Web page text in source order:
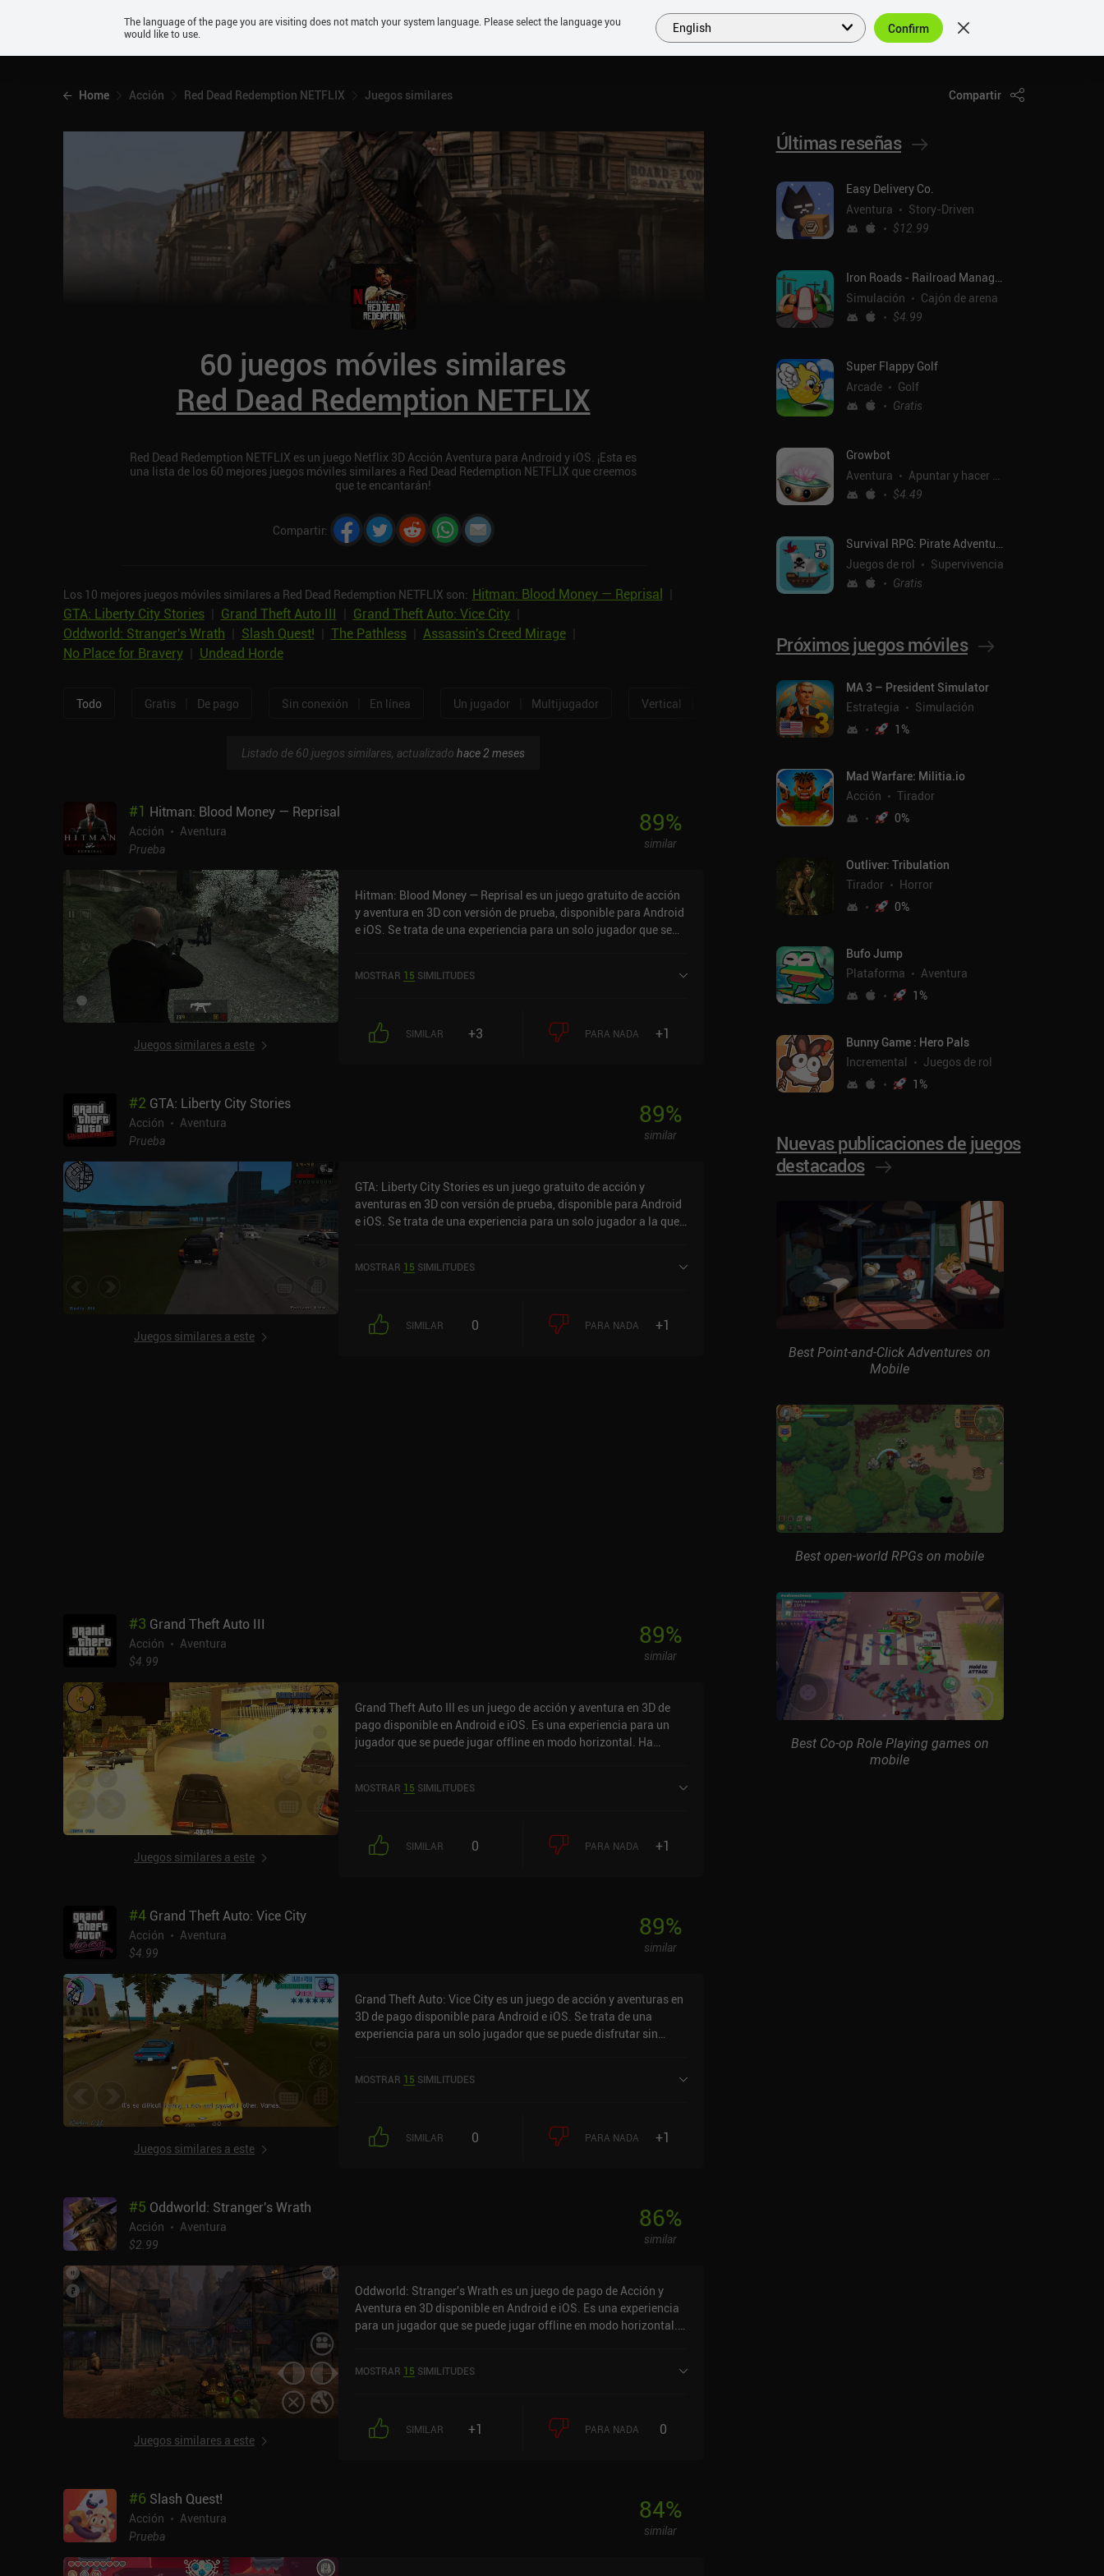
Android
PRÓXIMOS SIMILARES COLECCIONES TOP ES
Home Acción Red Dead Redemption NETFLIX Juegos similares Compartir
60 juegos móviles similares
Red Dead Redemption NETFLIX
Red Dead Redemption NETFLIX es un juego Netflix 3D Acción Aventura para Android y iOS. ¡Esta es
una lista de los 60 mejores juegos móviles similares a Red Dead Redemption NETFLIX que creemos
que te encantarán!
Compartir:
Los 10 mejores juegos móviles similares a Red Dead Redemption NETFLIX son: Hitman: Blood Money — Reprisal
GTA: Liberty City Stories| Grand Theft Auto III Grand Theft Auto: Vice City|
Oddworld: Stranger's Wrath
Slash Quest! The Pathless| Assassin's Creed Mirage|
No Place for Bravery| Undead Horde
Todo Gratis De pago Sin conexión En línea Un jugador Multijugador Vertical
Listado de 60 juegos similares, actualizado hace 2 meses
#1 Hitman: Blood Money — Reprisal
Acción
Aventura
Prueba
89%
similar
Juegos similares a este
Hitman: Blood Money — Reprisal es un juego gratuito de acción
y aventura en 3D con versión de prueba, disponible para Android
e iOS. Se trata de una experiencia para un solo jugador que se
Hitman: Blood Money — Reprisal se lanzó en noviembre de 2023
MOSTRAR 15 SIMILITUDES
SIMILAR +3 PARA NADA +1
#2 GTA: Liberty City Stories
Acción
Aventura
Prueba
89%
similar
Juegos similares a este
GTA: Liberty City Stories es un juego gratuito de acción y
aventuras en 3D con versión de prueba, disponible para Android
e iOS. Se trata de una experiencia para un solo jugador a la que
Liberty City Stories se lanzó en febrero de 2016 y tiene
MOSTRAR 15 SIMILITUDES
SIMILAR 0 PARA NADA +1
#3 Grand Theft Auto III
Acción
Aventura
$4.99
89%
similar
Juegos similares a este
Grand Theft Auto III es un juego de acción y aventura en 3D de
pago disponible en Android e iOS. Es una experiencia para un
jugador que se puede jugar offline en modo horizontal. Ha
tiene una valoración actual de 3,5 sobre 5,0 en Google Play y de
MOSTRAR 15 SIMILITUDES
SIMILAR 0 PARA NADA +1
#4 Grand Theft Auto: Vice City
Acción
Aventura
$4.99
89%
similar
Juegos similares a este
Grand Theft Auto: Vice City es un juego de acción y aventuras en
3D de pago disponible para Android e iOS. Se trata de una
experiencia para un solo jugador que se puede disfrutar sin
City se lanzó en diciembre de 2012 y tiene actualmente una
MOSTRAR 15 SIMILITUDES
SIMILAR 0 PARA NADA +1
#5 Oddworld: Stranger's Wrath
Acción
Aventura
$2.99
86%
similar
Juegos similares a este
Oddworld: Stranger's Wrath es un juego de pago de Acción y
Aventura en 3D disponible en Android e iOS. Es una experiencia
para un jugador que se puede jugar offline en modo horizontal.
de 2014 y tiene una valoración actual de 3 sobre 5,0 en Google
MOSTRAR 15 SIMILITUDES
SIMILAR +1 PARA NADA 0
#6 Slash Quest!
Acción
Aventura
Prueba
84%
similar
Últimas reseñas
Easy Delivery Co.
Aventura
Story-Driven
$12.99
Iron Roads - Railroad Manager
Simulación
Cajón de arena
$4.99
Super Flappy Golf
Arcade
Golf
Gratis
Growbot
Aventura
Apuntar y hacer clic
$4.49
Survival RPG: Pirate Adventure
Juegos de rol
Supervivencia
Gratis
Próximos juegos móviles
MA 3 – President Simulator
Estrategia
Simulación
1%
Mad Warfare: Militia.io
Acción
Tirador
0%
Outliver: Tribulation
Tirador
Horror
0%
Bufo Jump
Plataforma
Aventura
1%
Bunny Game : Hero Pals
Incremental
Juegos de rol
1%
Nuevas publicaciones de juegos
destacados
Best Point-and-Click Adventures on
Mobile
Best open-world RPGs on mobile
Best Co-op Role Playing games on
mobile
The language of the page you are visiting does not match your system language. Please select the language you
would like to use.
English Confirm